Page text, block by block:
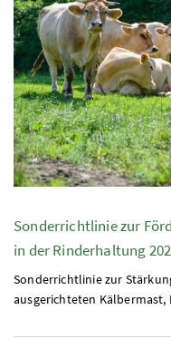
Sonderrichtlinie zur
in der Rinderhaltung
Sonderrichtlinie zur
ausgerichteten